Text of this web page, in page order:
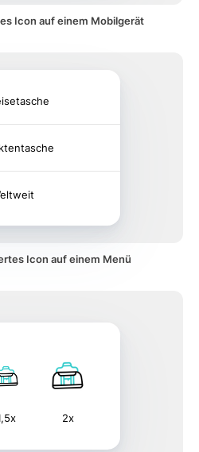
Icon auf einem Mobilgerät
Icon auf einem Menü
2x